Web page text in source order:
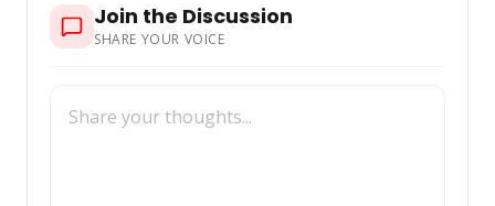
Join the Discussion
SHARE YOUR VOICE